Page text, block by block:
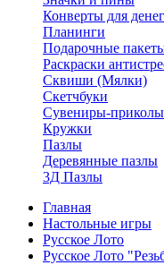
Конверты для денег
Планинги
Подарочные
Раскраски
Сквиши (Мялки)
Скетчбуки
Сувениры-приколы
Кружки
Пазлы
Деревянные пазлы
3Д Пазлы
Главная
Настольные игры
Русское Лото
Русское Лото